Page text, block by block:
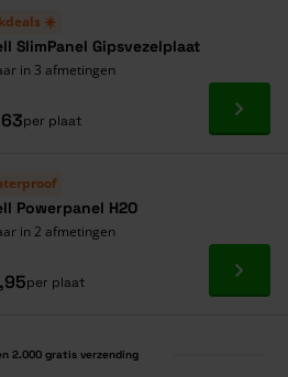
☀️
SlimPanel Gipsvezelplaat
in 3 afmetingen
per plaat Ga
Powerpanel H2O
in 2 afmetingen
per plaat Ga
2.000 gratis verzending